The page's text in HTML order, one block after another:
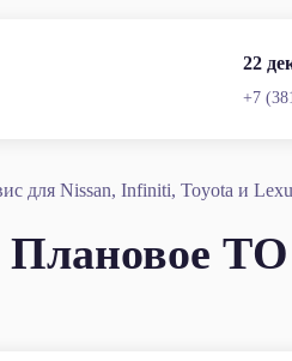
22
+7
для Nissan, Infiniti, Toyota и
Плановое ТО